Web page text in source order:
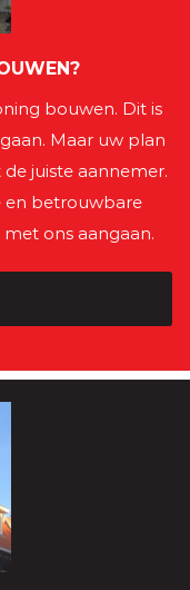
bouwen. Dit is
Maar uw plan
juiste aannemer.
en betrouwbare
ons aangaan.